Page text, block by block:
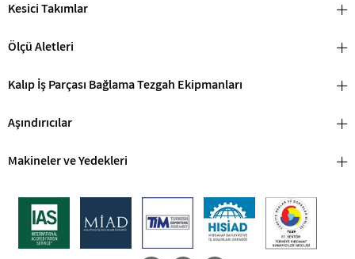
Kesici Takımlar
Ölçü Aletleri
Kalıp İş Parçası Bağlama Tezgah Ekipmanları
Aşındırıcılar
Makineler ve Yedekleri